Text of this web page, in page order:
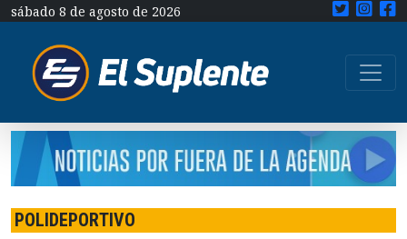
sábado 8 de agosto de 2026
POLIDEPORTIVO